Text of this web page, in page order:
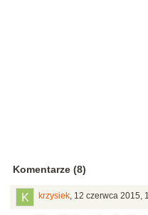
Komentarze (8)
krzysiek, 12 czerwca 2015,